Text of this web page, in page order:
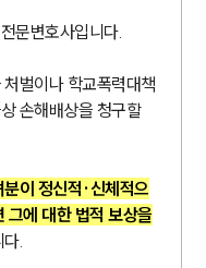
문변호사입니다.
벌이나 학교폭력대책
손해배상을 청구할
이 정신적·신체적으
그에 대한 법적 보상을
다.